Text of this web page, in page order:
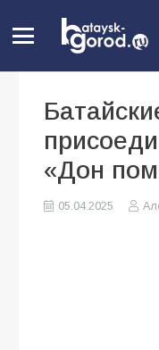
«Дон
05.04.2025